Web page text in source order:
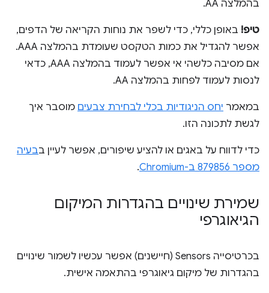
בהמלצה AA.
טיפ! באופן כללי, כדי לשפר את נוחות הקריאה של הדפים,
אפשר להגדיל את כמות הטקסט שעומדת בהמלצה AAA.
אם מסיבה כלשהי אי אפשר לעמוד בהמלצה AAA, כדאי
לנסות לעמוד לפחות בהמלצה AA.
במאמר יחס הניגודיות בכלי לבחירת צבעים מוסבר איך
לגשת לתכונה הזו.
כדי לדווח על באגים או להציע שיפורים, אפשר לעיין בבעיה
מספר 879856 ב-Chromium
.
שמירת שינויים בהגדרות המיקום
הגיאוגרפי
בכרטיסייה Sensors (חיישנים) אפשר עכשיו לשמור שינויים
בהגדרות של מיקום גיאוגרפי בהתאמה אישית.